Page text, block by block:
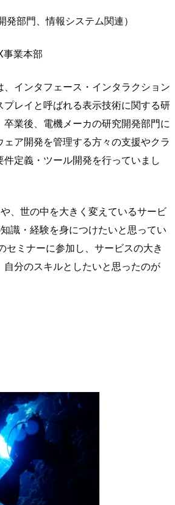
部門、情報システム関連）
業本部
インタフェース・インタラクション
レイと呼ばれる表示技術に関する研
業後、電機メーカの研究開発部門に
ア開発を管理する方々の支援やクラ
定義・ツール開発を行っていまし
、世の中を大きく変えているサービ
識・経験を身につけたいと思ってい
セミナーに参加し、サービスの大き
自分のスキルとしたいと思ったのが